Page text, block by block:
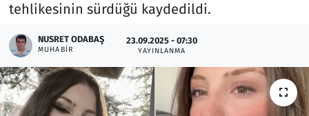
tehlikesinin sürdüğü kaydedildi.
NUSRET ODABAŞ
MUHABIR
23.09.2025 - 07:30
YAYINLANMA
Otomobil
Oyun
Ramazan